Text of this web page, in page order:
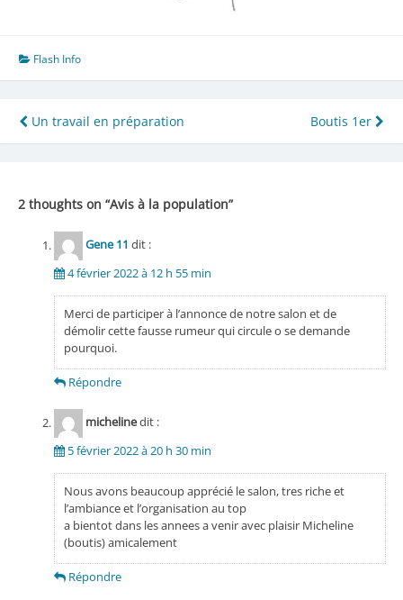
Flash Info
Navigation
de
Un travail en préparation Boutis 1er
2 thoughts on “Avis à la population”
Gene 11 dit :
4 février 2022 à 12 h 55 min
Merci de participer à l’annonce de notre salon et de
démolir cette fausse rumeur qui circule o se demande
pourquoi.
Répondre
michelinedit :
5 février 2022 à 20 h 30 min
Nous avons beaucoup apprécié le salon, tres riche et
l’ambiance et l’organisation au top
a bientot dans les annees a venir avec plaisir Micheline
(boutis) amicalement
Répondre